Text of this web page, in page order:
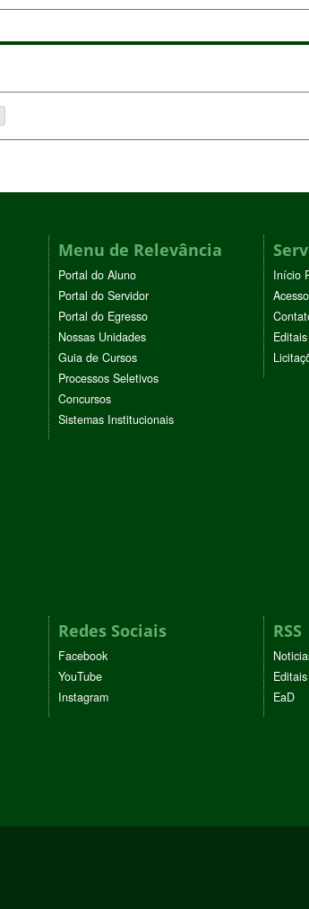
Menu de Relevância
Portal do Aluno
Portal do Servidor
Portal do Egresso
Nossas Unidades
Guia de Cursos
Processos Seletivos
Concursos
Sistemas Institucionais
Início
Editais
Redes Sociais
Facebook
YouTube
Instagram
RSS
Editais
EaD